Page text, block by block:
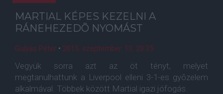
MARTIAL KÉPES KEZELNI A
RÁNEHEZEDÕ NYOMÁST
Gulyás Péter • 2015. szeptember. 13. 20:35
Vegyük sorra azt az öt tényt, melyet
megtanulhattunk a Liverpool elleni 3-1-es gyõzelem
alkalmával. Többek között Martial igazi jófogás.